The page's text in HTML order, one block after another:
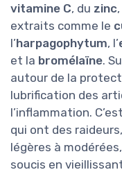
vitamine C, du zinc
extraits comme le
l’harpagophytum, l’
et la bromélaïne.
autour de la
lubrification des
l’inflammation.
qui ont des
légères à
soucis en